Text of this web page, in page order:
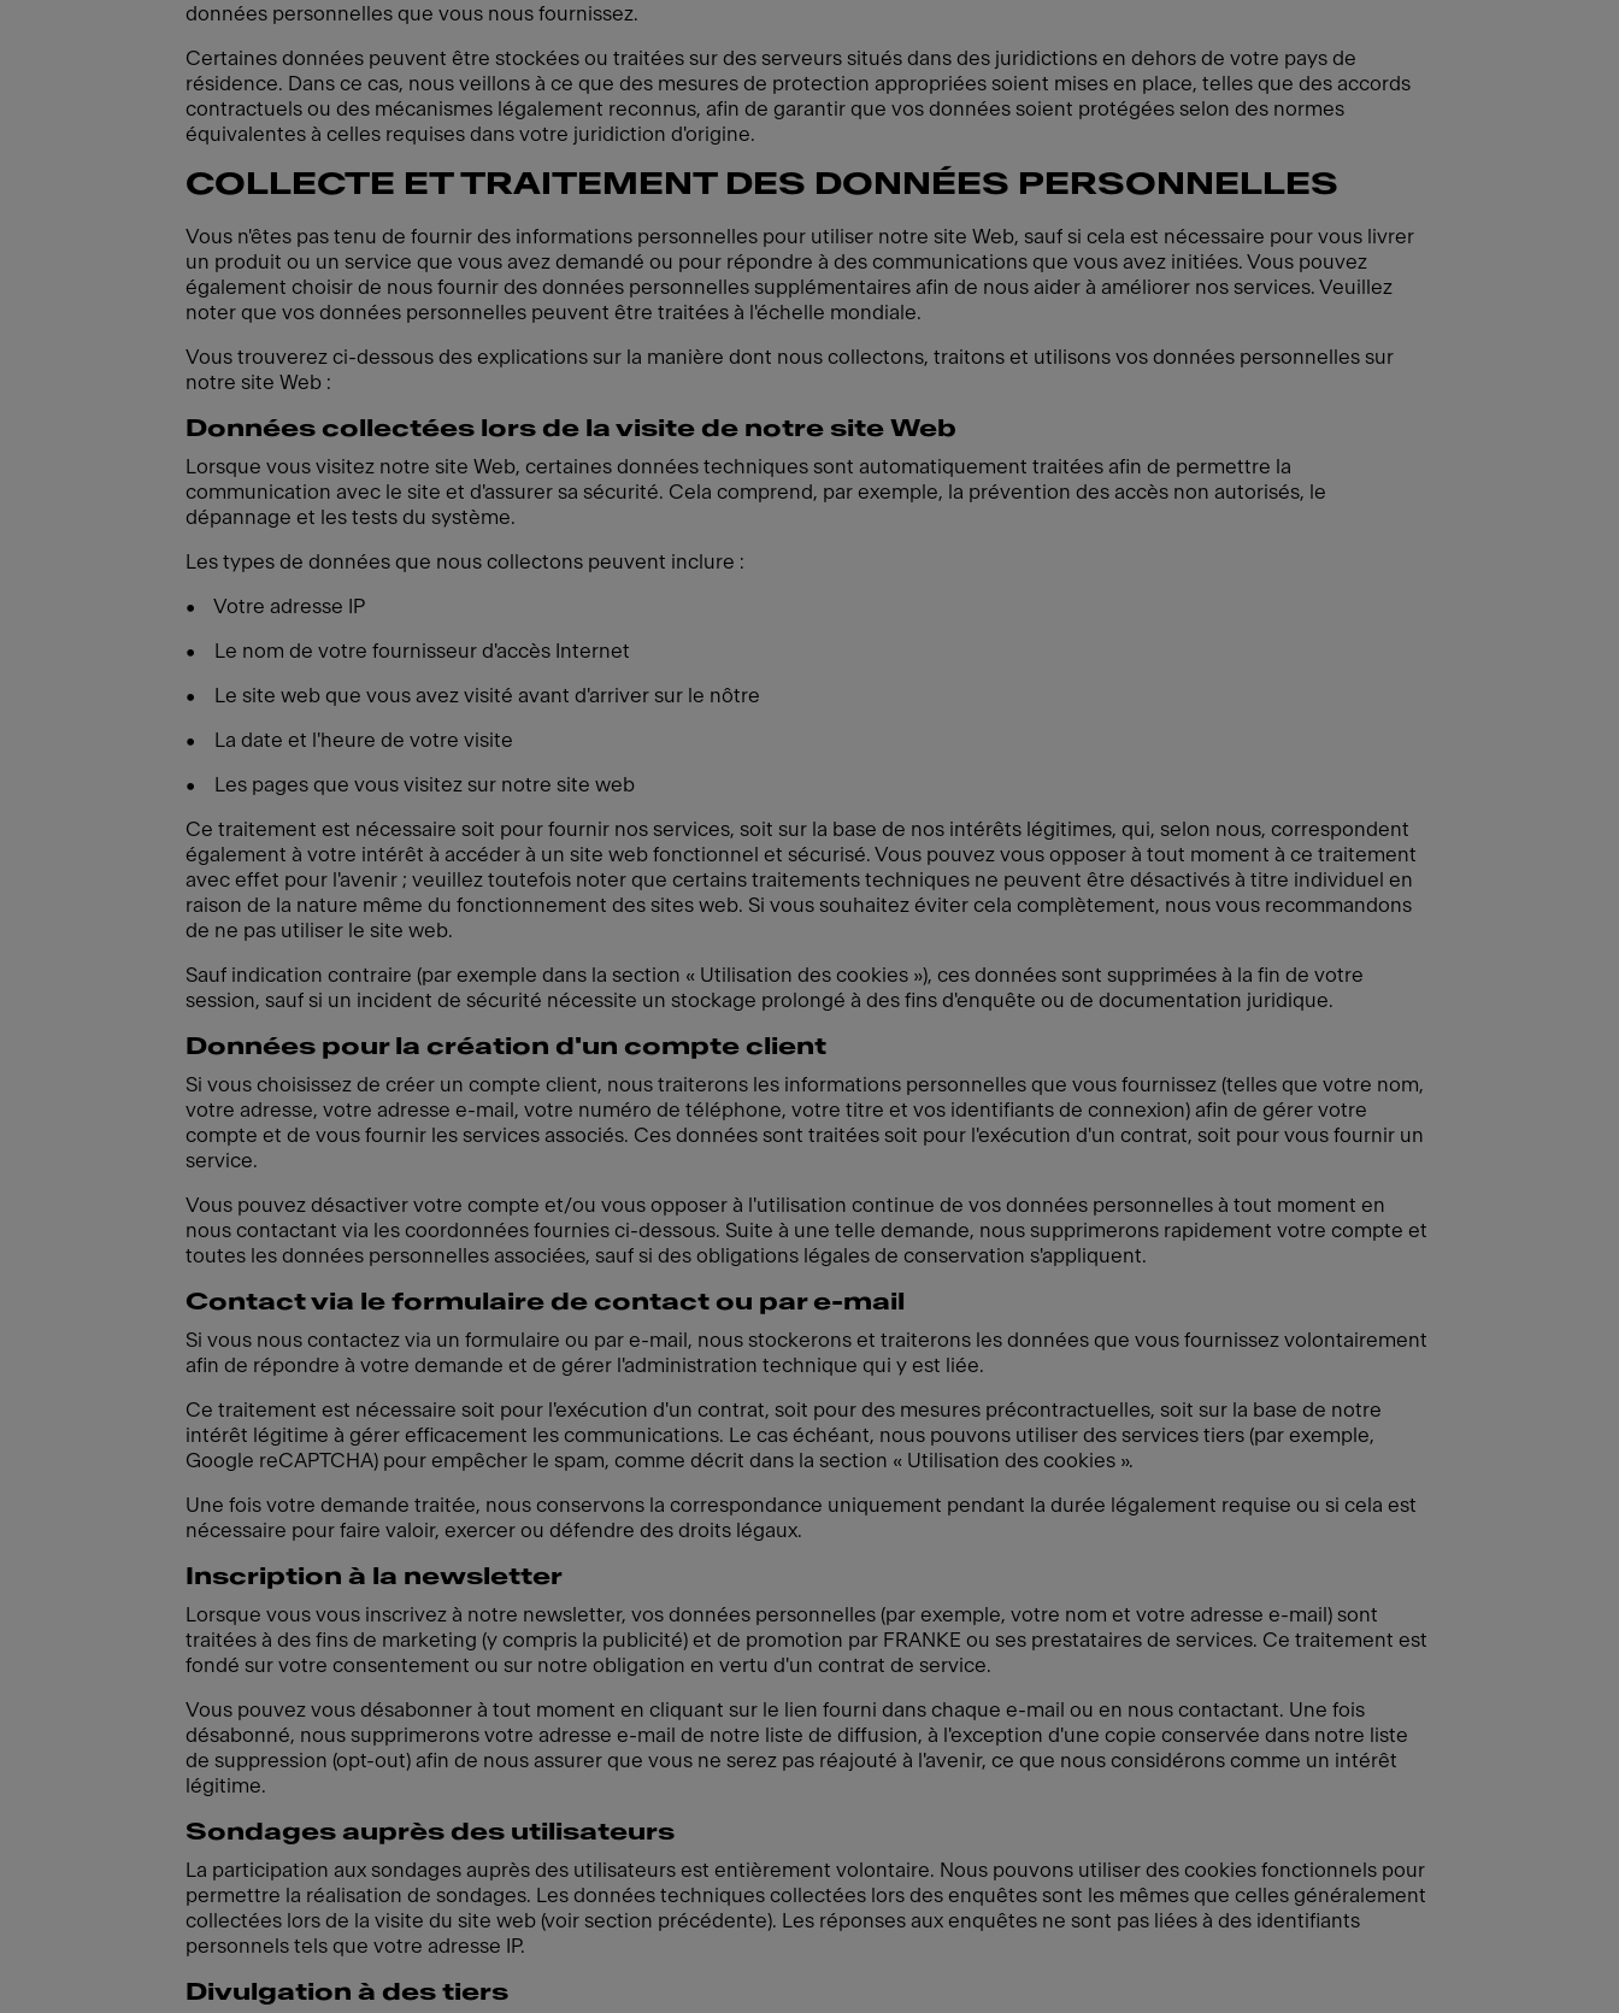
données personnelles que vous nous fournissez.
Certaines données peuvent être stockées ou traitées sur des serveurs situés dans des juridictions en dehors de votre pays de
résidence. Dans ce cas, nous veillons à ce que des mesures de protection appropriées soient mises en place, telles que des accords
contractuels ou des mécanismes légalement reconnus, afin de garantir que vos données soient protégées selon des normes
équivalentes à celles requises dans votre juridiction d'origine.
COLLECTE ET TRAITEMENT DES DONNÉES PERSONNELLES
Vous n'êtes pas tenu de fournir des informations personnelles pour utiliser notre site Web, sauf si cela est nécessaire pour vous livrer
un produit ou un service que vous avez demandé ou pour répondre à des communications que vous avez initiées. Vous pouvez
également choisir de nous fournir des données personnelles supplémentaires afin de nous aider à améliorer nos services. Veuillez
noter que vos données personnelles peuvent être traitées à l'échelle mondiale.
Vous trouverez ci-dessous des explications sur la manière dont nous collectons, traitons et utilisons vos données personnelles sur
notre site Web :
Données collectées lors de la visite de notre site Web
Lorsque vous visitez notre site Web, certaines données techniques sont automatiquement traitées afin de permettre la
communication avec le site et d'assurer sa sécurité. Cela comprend, par exemple, la prévention des accès non autorisés, le
dépannage et les tests du système.
Les types de données que nous collectons peuvent inclure :
• Votre adresse IP
• Le nom de votre fournisseur d'accès Internet
• Le site web que vous avez visité avant d'arriver sur le nôtre
• La date et l'heure de votre visite
• Les pages que vous visitez sur notre site web
Ce traitement est nécessaire soit pour fournir nos services, soit sur la base de nos intérêts légitimes, qui, selon nous, correspondent
également à votre intérêt à accéder à un site web fonctionnel et sécurisé. Vous pouvez vous opposer à tout moment à ce traitement
avec effet pour l'avenir ; veuillez toutefois noter que certains traitements techniques ne peuvent être désactivés à titre individuel en
raison de la nature même du fonctionnement des sites web. Si vous souhaitez éviter cela complètement, nous vous recommandons
de ne pas utiliser le site web.
Sauf indication contraire (par exemple dans la section « Utilisation des cookies »), ces données sont supprimées à la fin de votre
session, sauf si un incident de sécurité nécessite un stockage prolongé à des fins d'enquête ou de documentation juridique.
Données pour la création d'un compte client
Si vous choisissez de créer un compte client, nous traiterons les informations personnelles que vous fournissez (telles que votre nom,
votre adresse, votre adresse e-mail, votre numéro de téléphone, votre titre et vos identifiants de connexion) afin de gérer votre
compte et de vous fournir les services associés. Ces données sont traitées soit pour l'exécution d'un contrat, soit pour vous fournir un
service.
Vous pouvez désactiver votre compte et/ou vous opposer à l'utilisation continue de vos données personnelles à tout moment en
nous contactant via les coordonnées fournies ci-dessous. Suite à une telle demande, nous supprimerons rapidement votre compte et
toutes les données personnelles associées, sauf si des obligations légales de conservation s'appliquent.
Contact via le formulaire de contact ou par e-mail
Si vous nous contactez via un formulaire ou par e-mail, nous stockerons et traiterons les données que vous fournissez volontairement
afin de répondre à votre demande et de gérer l'administration technique qui y est liée.
Ce traitement est nécessaire soit pour l'exécution d'un contrat, soit pour des mesures précontractuelles, soit sur la base de notre
intérêt légitime à gérer efficacement les communications. Le cas échéant, nous pouvons utiliser des services tiers (par exemple,
Google reCAPTCHA) pour empêcher le spam, comme décrit dans la section « Utilisation des cookies ».
Une fois votre demande traitée, nous conservons la correspondance uniquement pendant la durée légalement requise ou si cela est
nécessaire pour faire valoir, exercer ou défendre des droits légaux.
Inscription à la newsletter
Lorsque vous vous inscrivez à notre newsletter, vos données personnelles (par exemple, votre nom et votre adresse e-mail) sont
traitées à des fins de marketing (y compris la publicité) et de promotion par FRANKE ou ses prestataires de services. Ce traitement est
fondé sur votre consentement ou sur notre obligation en vertu d'un contrat de service.
Vous pouvez vous désabonner à tout moment en cliquant sur le lien fourni dans chaque e-mail ou en nous contactant. Une fois
désabonné, nous supprimerons votre adresse e-mail de notre liste de diffusion, à l'exception d'une copie conservée dans notre liste
de suppression (opt-out) afin de nous assurer que vous ne serez pas réajouté à l'avenir, ce que nous considérons comme un intérêt
légitime.
Sondages auprès des utilisateurs
La participation aux sondages auprès des utilisateurs est entièrement volontaire. Nous pouvons utiliser des cookies fonctionnels pour
permettre la réalisation de sondages. Les données techniques collectées lors des enquêtes sont les mêmes que celles généralement
collectées lors de la visite du site web (voir section précédente). Les réponses aux enquêtes ne sont pas liées à des identifiants
personnels tels que votre adresse IP.
Divulgation à des tiers